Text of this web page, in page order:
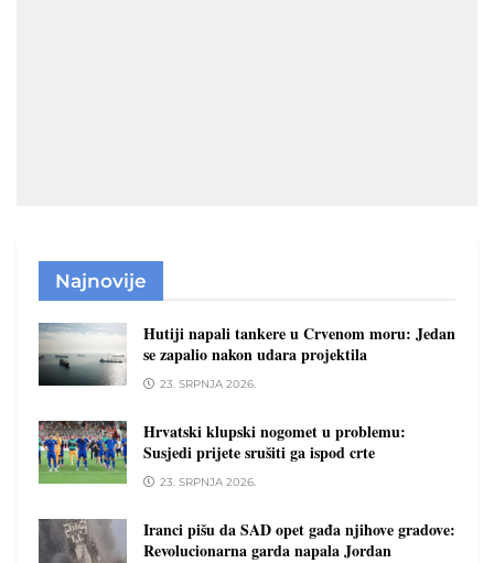
Najnovije
Hutiji napali tankere u Crvenom moru: Jedan
se zapalio nakon udara projektila
23. SRPNJA 2026.
Hrvatski klupski nogomet u problemu:
Susjedi prijete srušiti ga ispod crte
23. SRPNJA 2026.
Iranci pišu da SAD opet gađa njihove gradove:
Revolucionarna garda napala Jordan